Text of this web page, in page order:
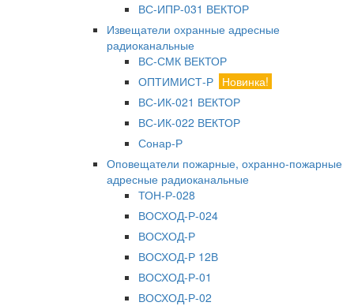
ВС-ИПР-031 ВЕКТОР
Извещатели охранные адресные
радиоканальные
ВС-СМК ВЕКТОР
ОПТИМИСТ-Р Новинка!
ВС-ИК-021 ВЕКТОР
ВС-ИК-022 ВЕКТОР
Сонар-Р
Оповещатели пожарные, охранно-пожарные
адресные радиоканальные
ТОН-Р-028
ВОСХОД-Р-024
ВОСХОД-Р
ВОСХОД-Р 12В
ВОСХОД-Р-01
ВОСХОД-Р-02